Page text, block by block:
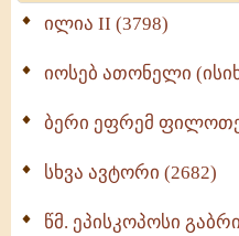
Wisdomge (514)
ქადაგებანი
სულიერი
ნაწილი II (369)
ილია II (3798)
იოსებ ათონელი
ბერი ეფრემ
სხვა ავტორი (2682)
წმ. ეპისკოპოსი